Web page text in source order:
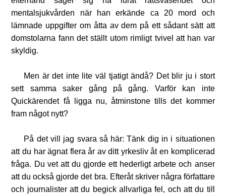
mentalsjukvården när han erkände ca 20 mord och
lämnade uppgifter om åtta av dem på ett sådant sätt att
domstolarna fann det ställt utom rimligt tvivel att han var
skyldig.
Men är det inte lite väl tjatigt ändå? Det blir ju i stort
sett samma saker gång på gång. Varför kan inte
Quickärendet få ligga nu, åtminstone tills det kommer
fram något nytt?
På det vill jag svara så här: Tänk dig in i situationen
att du har ägnat flera år av ditt yrkesliv åt en komplicerad
fråga. Du vet att du gjorde ett hederligt arbete och anser
att du också gjorde det bra. Efteråt skriver några författare
och journalister att du begick allvarliga fel, och att du till